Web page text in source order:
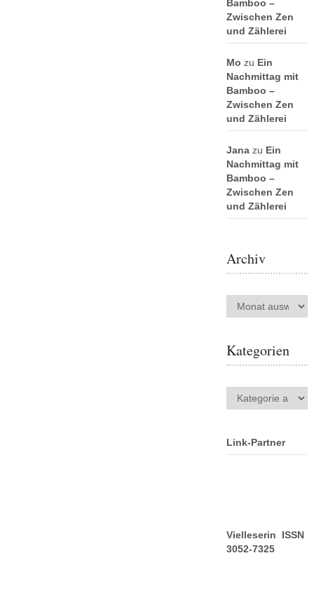
Bamboo –
Zwischen Zen
und Zählerei
Mo zu Ein
Nachmittag mit
Bamboo –
Zwischen Zen
und Zählerei
Janazu Ein
Nachmittag mit
Bamboo –
Zwischen Zen
und Zählerei
Archiv
Archiv
Kategorien
Kategorien
Link-Partner
Vielleserin ISSN
3052-7325